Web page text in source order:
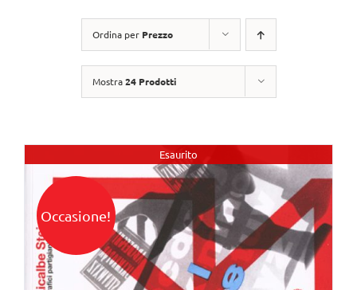
Ordina per Prezzo
Mostra24 Prodotti
Esaurito
Occasione!